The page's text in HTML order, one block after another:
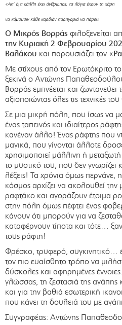
«Απ΄ ό,τι κάλλη έχει άνθρωπος, τα λόγια έχουν τη χάρη
να κάμουσιν κάθε καρδιάν παρηγοριά να πάρει»
Ο Μικρός Βορράς φιλοξενείται
την Κυριακή 2 Φεβρουαρίου
Βαλάκου και παρουσιάζει τον «
Με στίχους από τον Ερωτόκριτο
ξεκινά ο Αντώνης
Βορράς εμπνέεται και
αξιοποιώντας όλες τις τεχνικές
Σε μια μικρή πόλη, που ίσως να
ένας ταπεινός και ιδιαίτερος
κανέναν άλλο! Ένας ράφτης που
μαγικά, που γίνονται άλλοτε
χρησιμοποιεί μάλλινη ή
το μυστικό του, που δεν
λέξεις! Τα χρόνια όμως περνάνε,
κόσμος αρχίζει να ακολουθεί
ραφτάκο και αγοράζουν έτοιμα
στην πόλη όμως πέφτει ένας
κάνουν ότι μπορούν για να
καταφέρνουν τίποτα και τότε…
τους ράφτη!
Φρέσκο, τρυφερό, συγκινητικό…
τον πιο ευαίσθητο τρόπο να
δύσκολες και αφηρημένες
γλώσσας, τη ζεστασιά της αγάπης
και για την βαθιά εσωτερική
που κάνει τη δουλειά του με
Συγγραφέας: Αντώνης